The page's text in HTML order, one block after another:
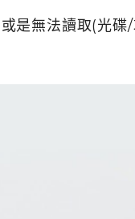
是無法讀取(光碟